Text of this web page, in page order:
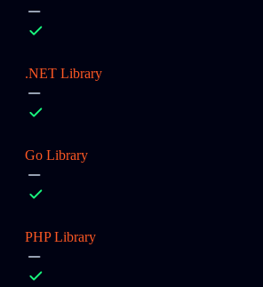
.NET Library
Go Library
PHP Library